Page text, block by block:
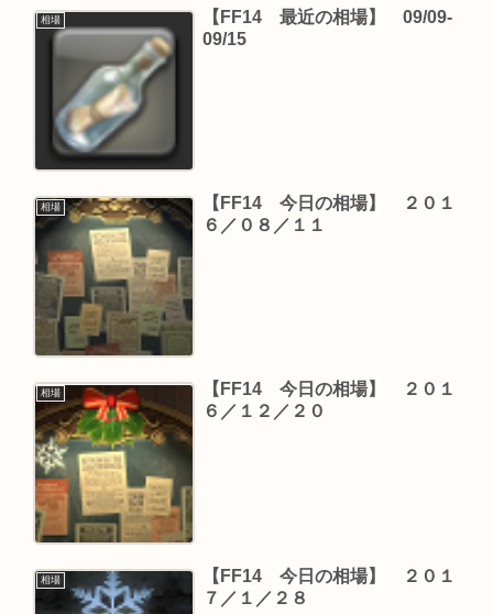
相場
【FF14 最近の相場】 09/09-
09/15
相場
【FF14 今日の相場】 ２０１
６／０８／１１
相場
【FF14 今日の相場】 ２０１
６／１２／２０
相場
【FF14 今日の相場】 ２０１
７／１／２８